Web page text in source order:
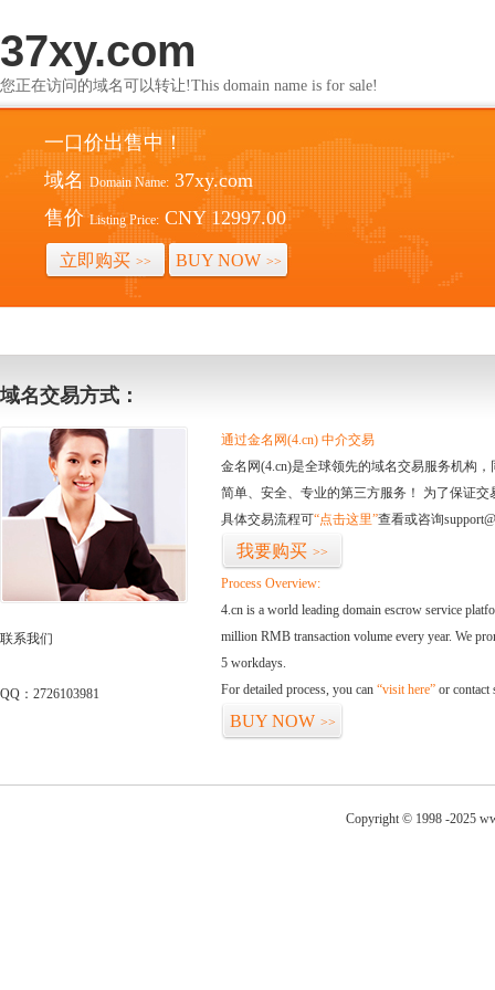
37xy.com
您正在访问的域名可以转让!This domain name is for sale!
一口价出售中！
域名 Domain Name: 37xy.com
售价 Listing Price: CNY 12997.00
立即购买 >> BUY NOW >>
域名交易方式：
联系我们
QQ：2726103981
通过金名网(4.cn) 中介交易
金名网(4.cn)是全球领先的域名交易服务机构
简单、安全、专业的第三方服务！ 为了保证
具体交易流程可“点击这里”查看或咨询
我要购买 >>
Process Overview:
4.cn is a world leading domain escrow service
million RMB transaction volume every year. We
5 workdays.
For detailed process, you can “visit here” or contact
BUY NOW >>
Copyright © 1998 -2025